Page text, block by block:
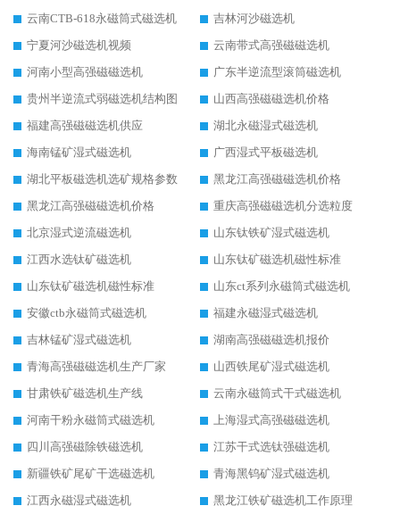
云南CTB-618永磁筒式磁选机
吉林河沙磁选机
宁夏河沙磁选机视频
云南带式高强磁磁选机
河南小型高强磁磁选机
广东半逆流型滚筒磁选机
贵州半逆流式弱磁选机结构图
山西高强磁磁选机价格
福建高强磁磁选机供应
湖北永磁湿式磁选机
海南锰矿湿式磁选机
广西湿式平板磁选机
湖北平板磁选机选矿规格参数
黑龙江高强磁磁选机价格
黑龙江高强磁磁选机价格
重庆高强磁磁选机分选粒度
北京湿式逆流磁选机
山东钛铁矿湿式磁选机
江西水选钛矿磁选机
山东钛矿磁选机磁性标准
山东钛矿磁选机磁性标准
山东ct系列永磁筒式磁选机
安徽ctb永磁筒式磁选机
福建永磁湿式磁选机
吉林锰矿湿式磁选机
湖南高强磁磁选机报价
青海高强磁磁选机生产厂家
山西铁尾矿湿式磁选机
甘肃铁矿磁选机生产线
云南永磁筒式干式磁选机
河南干粉永磁筒式磁选机
上海湿式高强磁磁选机
四川高强磁除铁磁选机
江苏干式选钛强磁选机
新疆铁矿尾矿干选磁选机
青海黑钨矿湿式磁选机
江西永磁湿式磁选机
黑龙江铁矿磁选机工作原理